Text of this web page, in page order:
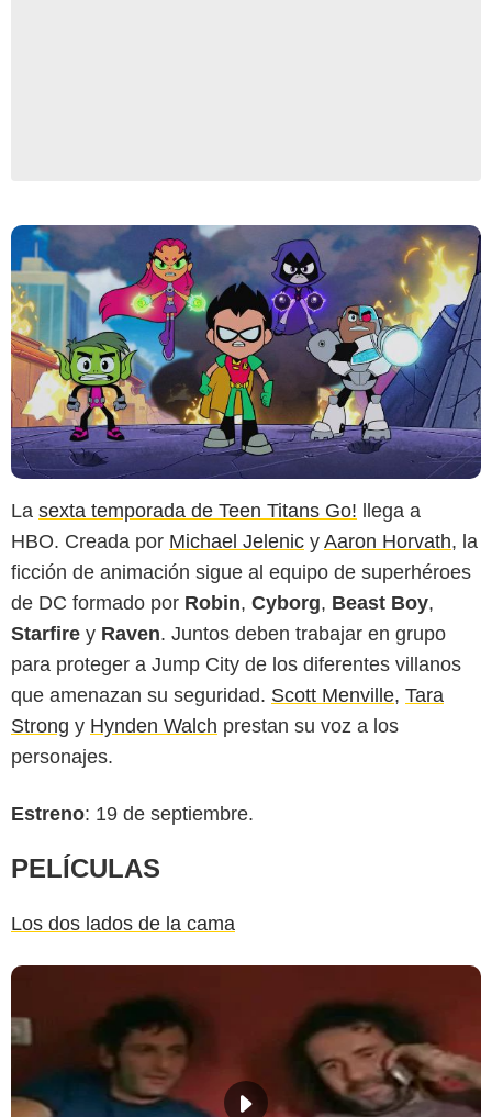
La sexta temporada de Teen Titans Go! llega a
HBO. Creada por Michael Jelenic y Aaron Horvath, la
ficción de animación sigue al equipo de superhéroes
de DC formado por Robin, Cyborg, Beast Boy,
Starfire y Raven. Juntos deben trabajar en grupo
para proteger a Jump City de los diferentes villanos
que amenazan su seguridad. Scott Menville, Tara
Strong y Hynden Walch prestan su voz a los
personajes.
Estreno: 19 de septiembre.
PELÍCULAS
Los dos lados de la cama